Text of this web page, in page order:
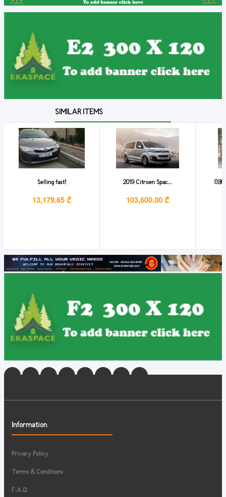
SIMILAR ITEMS
Selling fast!
13,179.65 ₾
2019 Citroen Spac...
103,600.00 ₾
Information
Privacy Policy
Terms & Conditions
F.A.Q